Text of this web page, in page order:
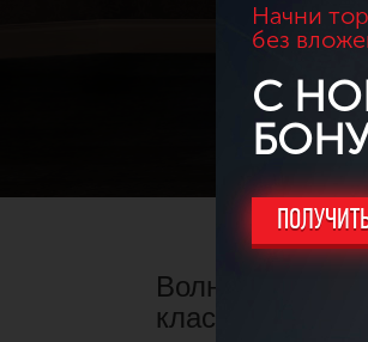
Начни
без
С
Волновой и
класс от А до Я